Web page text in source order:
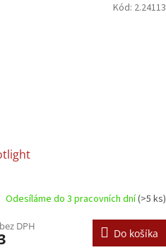
Odesíláme do 3 pracovních dní(>5 ks)
DPH
Do košíka
Kód: 2.24113